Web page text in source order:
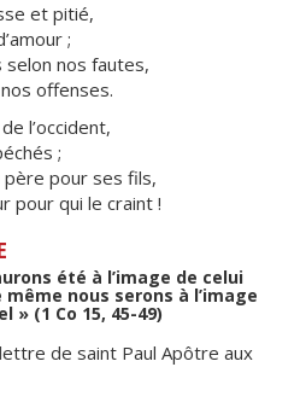
et pitié,
;
selon nos fautes,
offenses.
l’occident,
;
pour ses fils,
pour qui le craint !
été à l’image de celui
nous serons à l’image
» (1 Co 15, 45-49)
de saint Paul Apôtre aux